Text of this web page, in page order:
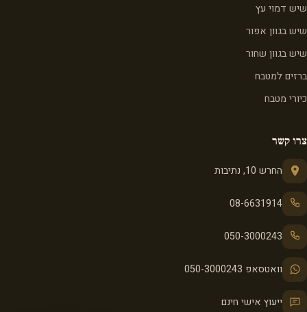
שיש דמוי עץ
שיש בגוון אפור
שיש בגוון שחור
ברזים למטבח
כיורי מטבח
צרו קשר
החרש 10, נתיבות
08-6631914
050-3000243
וואטסאפ 050-3000243
ייעוץ אישי חינם